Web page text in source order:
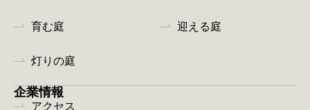
育む庭 迎える庭
灯りの庭
企業情報
アクセス